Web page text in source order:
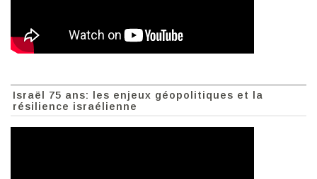
Israël 75 ans: les enjeux géopolitiques et la
résilience israélienne